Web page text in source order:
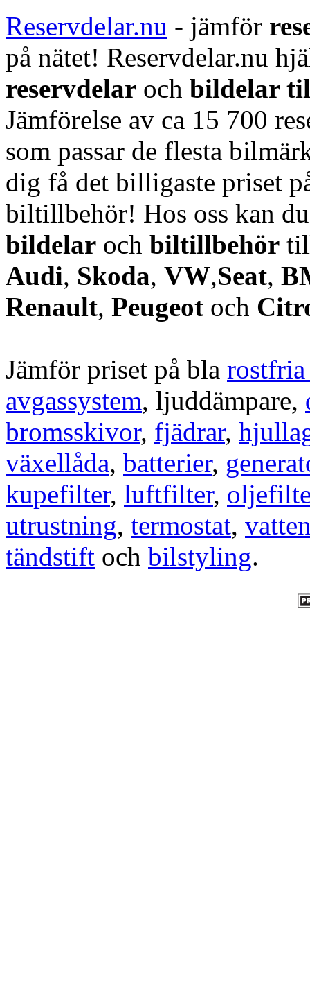
Reservdelar.nu - jämför
på nätet! Reservdelar.nu
reservdelar och bildelar
Jämförelse av ca 15 700
som passar de flesta
dig få det billigaste priset
biltillbehör! Hos oss kan
bildelar och biltillbehör
Audi, Skoda, VW,Seat,
Renault, Peugeot och
Jämför priset på bla rostfria
avgassystem, ljuddämpare,
bromsskivor, fjädrar,
växellåda, batterier,
kupefilter, luftfilter,
utrustning, termostat,
tändstift och bilstyling.